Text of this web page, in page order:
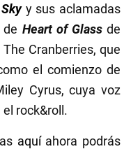
y sus aclamadas
Heart of Glass de
The Cranberries, que
el comienzo de
Cyrus, cuya voz
rock&roll.
aquíahora podrás